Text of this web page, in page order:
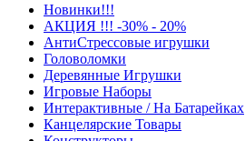
Новинки!!!
АКЦИЯ !!! -30% - 20%
АнтиСтрессовые игрушки
Головоломки
Деревянные Игрушки
Игровые Наборы
Интерактивные / На Батарейках
Канцелярские Товары